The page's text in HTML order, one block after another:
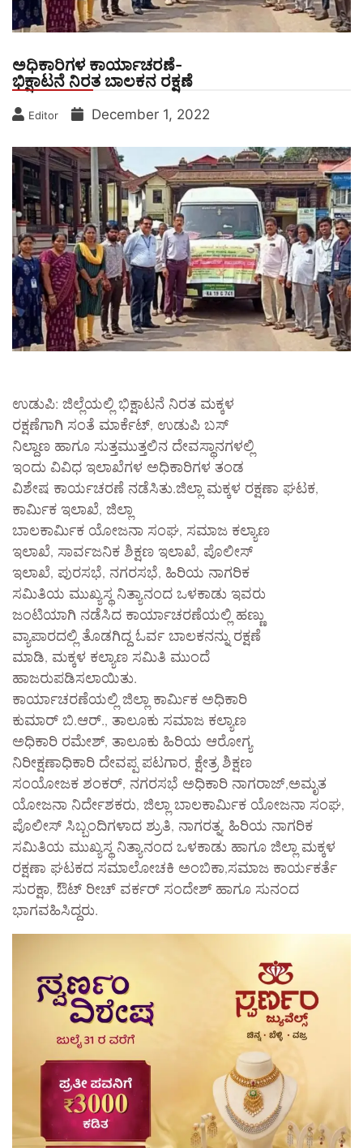
ಅಧಿಕಾರಿಗಳ ಕಾರ್ಯಾಚರಣೆ-
ಭಿಕ್ಷಾಟನೆ ನಿರತ ಬಾಲಕನ ರಕ್ಷಣೆ
Editor December 1, 2022
ಉಡುಪಿ: ಜಿಲ್ಲೆಯಲ್ಲಿ ಭಿಕ್ಷಾಟನೆ ನಿರತ ಮಕ್ಕಳ
ರಕ್ಷಣೆಗಾಗಿ ಸಂತೆ ಮಾರ್ಕೆಟ್, ಉಡುಪಿ ಬಸ್
ನಿಲ್ದಾಣ ಹಾಗೂ ಸುತ್ತಮುತ್ತಲಿನ ದೇವಸ್ಥಾನಗಳಲ್ಲಿ
ಇಂದು ವಿವಿಧ ಇಲಾಖೆಗಳ ಅಧಿಕಾರಿಗಳ ತಂಡ
ವಿಶೇಷ ಕಾರ್ಯಚರಣೆ ನಡೆಸಿತು.ಜಿಲ್ಲಾ ಮಕ್ಕಳ ರಕ್ಷಣಾ ಘಟಕ,
ಕಾರ್ಮಿಕ ಇಲಾಖೆ, ಜಿಲ್ಲಾ
ಬಾಲಕಾರ್ಮಿಕ ಯೋಜನಾ ಸಂಘ, ಸಮಾಜ ಕಲ್ಯಾಣ
ಇಲಾಖೆ, ಸಾರ್ವಜನಿಕ ಶಿಕ್ಷಣ ಇಲಾಖೆ, ಪೊಲೀಸ್
ಇಲಾಖೆ, ಪುರಸಭೆ, ನಗರಸಭೆ, ಹಿರಿಯ ನಾಗರಿಕ
ಸಮಿತಿಯ ಮುಖ್ಯಸ್ಥ ನಿತ್ಯಾನಂದ ಒಳಕಾಡು ಇವರು
ಜಂಟಿಯಾಗಿ ನಡೆಸಿದ ಕಾರ್ಯಾಚರಣೆಯಲ್ಲಿ ಹಣ್ಣು
ವ್ಯಾಪಾರದಲ್ಲಿ ತೊಡಗಿದ್ದ ಓರ್ವ ಬಾಲಕನನ್ನು ರಕ್ಷಣೆ
ಮಾಡಿ, ಮಕ್ಕಳ ಕಲ್ಯಾಣ ಸಮಿತಿ ಮುಂದೆ
ಹಾಜರುಪಡಿಸಲಾಯಿತು.
ಕಾರ್ಯಾಚರಣೆಯಲ್ಲಿ ಜಿಲ್ಲಾ ಕಾರ್ಮಿಕ ಅಧಿಕಾರಿ
ಕುಮಾರ್ ಬಿ.ಆರ್., ತಾಲೂಕು ಸಮಾಜ ಕಲ್ಯಾಣ
ಅಧಿಕಾರಿ ರಮೇಶ್, ತಾಲೂಕು ಹಿರಿಯ ಆರೋಗ್ಯ
ನಿರೀಕ್ಷಣಾಧಿಕಾರಿ ದೇವಪ್ಪ ಪಟಗಾರ, ಕ್ಷೇತ್ರ ಶಿಕ್ಷಣ
ಸಂಯೋಜಕ ಶಂಕರ್, ನಗರಸಭೆ ಅಧಿಕಾರಿ ನಾಗರಾಜ್,ಅಮೃತ
ಯೋಜನಾ ನಿರ್ದೇಶಕರು, ಜಿಲ್ಲಾ ಬಾಲಕಾರ್ಮಿಕ ಯೋಜನಾ ಸಂಘ,
ಪೊಲೀಸ್ ಸಿಬ್ಬಂದಿಗಳಾದ ಶ್ರುತಿ, ನಾಗರತ್ನ, ಹಿರಿಯ ನಾಗರಿಕ
ಸಮಿತಿಯ ಮುಖ್ಯಸ್ಥ ನಿತ್ಯಾನಂದ ಒಳಕಾಡು ಹಾಗೂ ಜಿಲ್ಲಾ ಮಕ್ಕಳ
ರಕ್ಷಣಾ ಘಟಕದ ಸಮಾಲೋಚಕಿ ಅಂಬಿಕಾ,ಸಮಾಜ ಕಾರ್ಯಕರ್ತೆ
ಸುರಕ್ಷಾ, ಔಟ್ ರೀಚ್ ವರ್ಕರ್ ಸಂದೇಶ್ ಹಾಗೂ ಸುನಂದ
ಭಾಗವಹಿಸಿದ್ದರು.